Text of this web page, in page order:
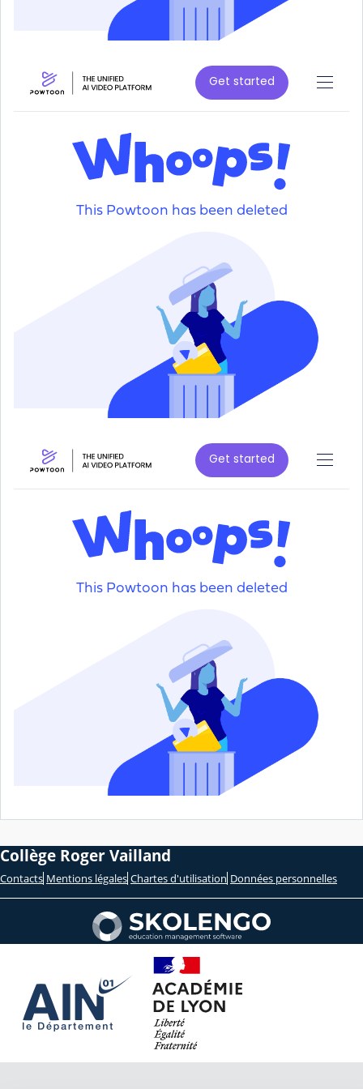
Collège Roger Vailland
Contacts Mentions légales Chartes d'utilisation Données personnelles